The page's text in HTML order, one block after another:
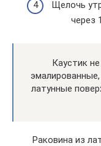
Щелочь
через
Каустик
латунные
Раковина из